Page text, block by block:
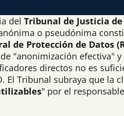
del Tribunal de Justicia de
o pseudónima
de Protección de Datos
"anonimización efectiva"
directos no es
El Tribunal subraya que la
" por el